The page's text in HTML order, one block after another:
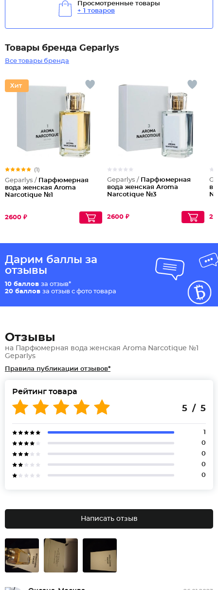
Просмотренные товары
+ 1 товаров
Товары бренда Geparlys
Все товары бренда
(1)
Geparlys / Парфюмерная
вода женская Aroma
Narcotique №1
2600 ₽
Geparlys / Парфюмерная
вода женская Aroma
Narcotique №3
2600 ₽
Дарим баллы за
отзывы
10 баллов за отзыв*
20 баллов за отзыв с фото товара
Отзывы
на Парфюмерная вода женская Aroma Narcotique №1
Geparlys
Правила публикации отзывов*
Рейтинг товара
5 / 5
1
0
0
0
0
Написать отзыв